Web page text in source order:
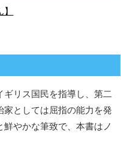
リス国民を指導し、第二
としては屈指の能力を発
やかな筆致で、本書はノ